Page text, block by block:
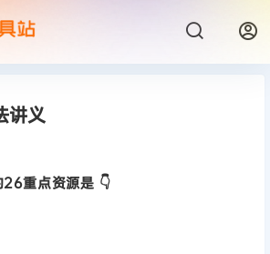
讲义
重点资源是 👇